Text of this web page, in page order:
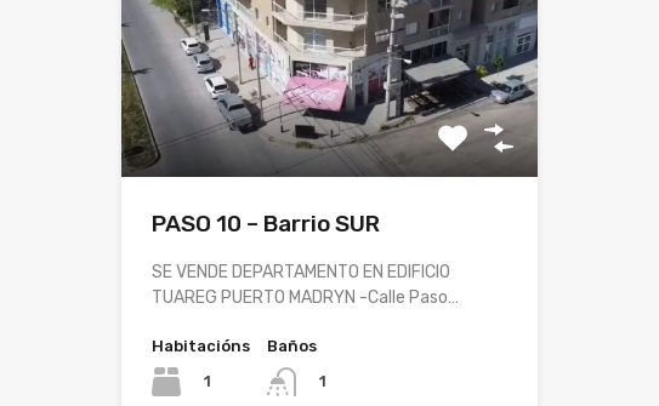
PASO 10 – Barrio SUR
SE VENDE DEPARTAMENTO EN EDIFICIO
TUAREG PUERTO MADRYN -Calle Paso…
Habitacións
1
Baños
1